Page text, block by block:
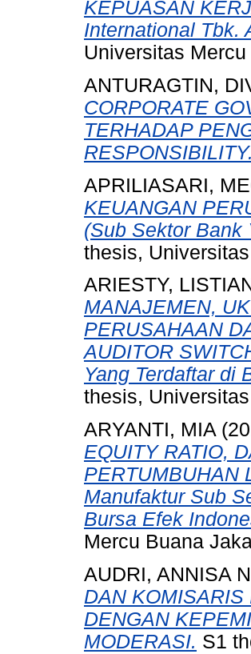
KEPUASAN
International Tbk.
Universitas
ANTURAGTIN,
CORPORATE
TERHADAP
RESPONSIBILITY.
APRILIASARI,
KEUANGAN
(Sub Sektor Bank
thesis,
ARIESTY,
MANAJEMEN,
PERUSAHAAN
AUDITOR
Yang Terdaftar di
thesis,
ARYANTI, MIA
EQUITY RATIO,
PERTUMBUHAN
Manufaktur Sub
Bursa Efek
Mercu Buana
AUDRI, ANNISA
DAN KOMISARIS
DENGAN
MODERASI. S1